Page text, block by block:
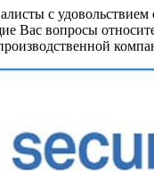
с удовольствием
Вас вопросы